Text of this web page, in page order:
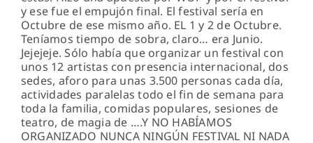
y ese fue el empujón final. El festival sería en
Octubre de ese mismo año. EL 1 y 2 de Octubre.
Teníamos tiempo de sobra, claro… era Junio.
Jejejeje. Sólo había que organizar un festival con
unos 12 artistas con presencia internacional, dos
sedes, aforo para unas 3.500 personas cada día,
actividades paralelas todo el fin de semana para
toda la familia, comidas populares, sesiones de
teatro, de magia de ….Y NO HABÍAMOS
ORGANIZADO NUNCA NINGÚN FESTIVAL NI NADA